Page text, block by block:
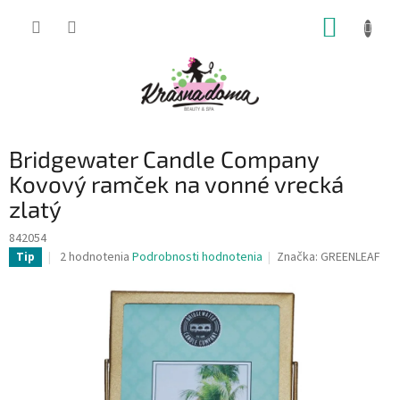
Bridgewater Candle Company
Kovový ramček na vonné vrecká
zlatý
842054
Tip
Priemerné
hviezdičiek.
2 hodnotenia Podrobnosti hodnotenia Značka: GREENLEAF